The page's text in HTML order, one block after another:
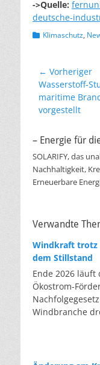
->Quelle:
deutsche-
Kategorien
Klimaschutz,
← Vorheriger
Vorheriger
Beitrag:
Wasserstoff-
maritime
vorgestellt
– Energie für
SOLARIFY, das
Nachhaltigkeit,
Erneuerbare
Verwandte
Windkraft trotz
dem Stillstand
Ende 2026 läuft
Ökostrom-
Windbranche